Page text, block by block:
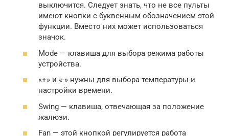
выключится. Следует знать, что не все пульты
имеют кнопки с буквенным обозначением этой
функции. Вместо них может использоваться
значок.
Mode — клавиша для выбора режима работы
устройства.
«+» и «-» нужны для выбора температуры и
настройки времени.
Swing — клавиша, отвечающая за положение
жалюзи.
Fan — этой кнопкой регулируется работа